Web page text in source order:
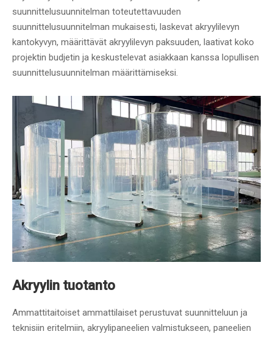
suunnittelusuunnitelman toteutettavuuden
suunnittelusuunnitelman mukaisesti, laskevat akryylilevyn
kantokyvyn, määrittävät akryylilevyn paksuuden, laativat koko
projektin budjetin ja keskustelevat asiakkaan kanssa lopullisen
suunnittelusuunnitelman määrittämiseksi.
Akryylin tuotanto
Ammattitaitoiset ammattilaiset perustuvat suunnitteluun ja
teknisiin eritelmiin, akryylipaneelien valmistukseen, paneelien